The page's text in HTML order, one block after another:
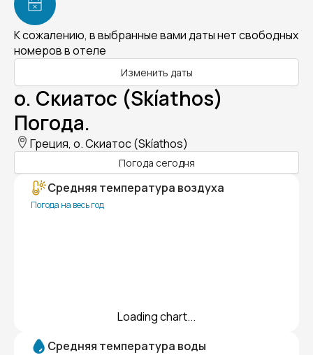
К сожалению, в выбранные вами даты нет свободных
номеров в отеле
Изменить даты
о. Скиатос (Skíathos)
Погода.
Греция, о. Скиатос (Skíathos)
Погода сегодня
Средняя температура воздуха
Погода на весь год
Loading chart...
Средняя температура воды